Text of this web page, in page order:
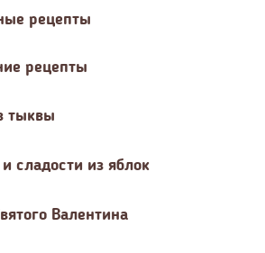
рецепты
рецепты
тыквы
сладости из яблок
Валентина